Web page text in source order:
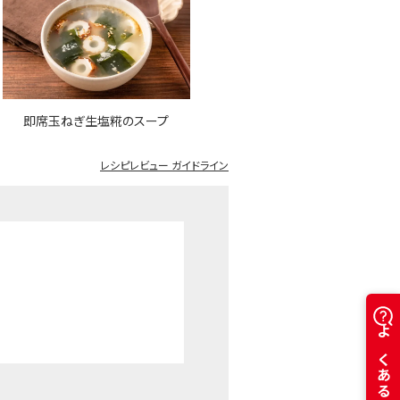
即席玉ねぎ生塩糀のスープ
レシピレビュー ガイドライン